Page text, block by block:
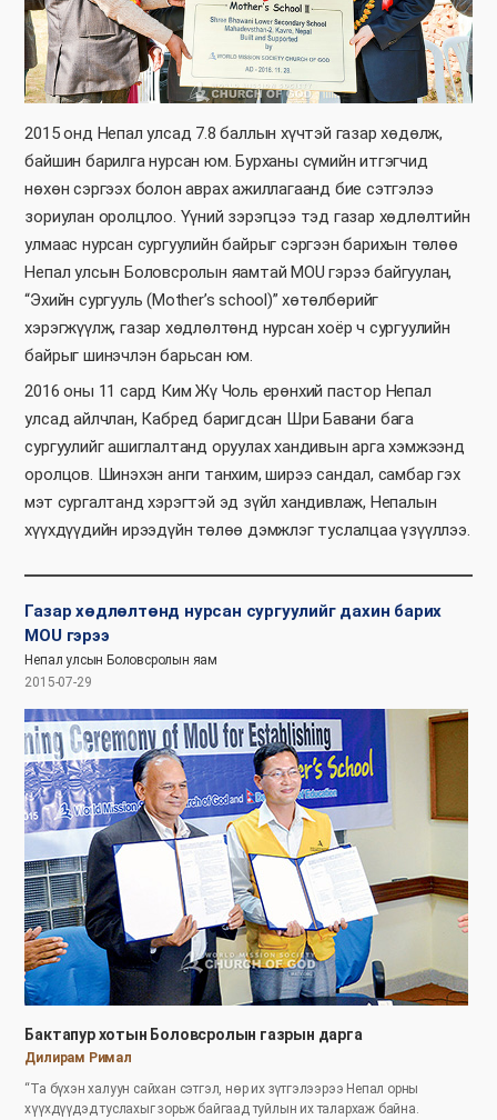
2015 онд Непал улсад 7.8 баллын хүчтэй газар хөдөлж,
байшин барилга нурсан юм. Бурханы сүмийн итгэгчид
нөхөн сэргээх болон аврах ажиллагаанд бие сэтгэлээ
зориулан оролцлоо. Үүний зэрэгцээ тэд газар хөдлөлтийн
улмаас нурсан сургуулийн байрыг сэргээн барихын төлөө
Непал улсын Боловсролын яамтай MOU гэрээ байгуулан,
“Эхийн сургууль (Mother’s school)” хөтөлбөрийг
хэрэгжүүлж, газар хөдлөлтөнд нурсан хоёр ч сургуулийн
байрыг шинэчлэн барьсан юм.
2016 оны 11 сард Ким Жү Чоль ерөнхий пастор Непал
улсад айлчлан, Кабред баригдсан Шри Бавани бага
сургуулийг ашиглалтанд оруулах хандивын арга хэмжээнд
оролцов. Шинэхэн анги танхим, ширээ сандал, самбар гэх
мэт сургалтанд хэрэгтэй эд зүйл хандивлаж, Непалын
хүүхдүүдийн ирээдүйн төлөө дэмжлэг туслалцаа үзүүллээ.
Газар хөдлөлтөнд нурсан сургуулийг дахин барих
MOU гэрээ
Непал улсын Боловсролын яам
2015-07-29
Бактапур хотын Боловсролын газрын дарга
Дилирам Римал
“Та бүхэн халуун сайхан сэтгэл, нөр их зүтгэлээрээ Непал орны
хүүхдүүдэд туслахыг зорьж байгаад туйлын их талархаж байна.